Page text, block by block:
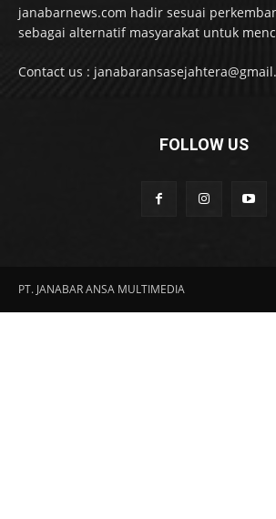
janabarnews.com hadir sesuai
sebagai alternatif masyarakat untuk
Contact us :
FOLLOW US
PT. JANABAR ANSA MULTIMEDIA